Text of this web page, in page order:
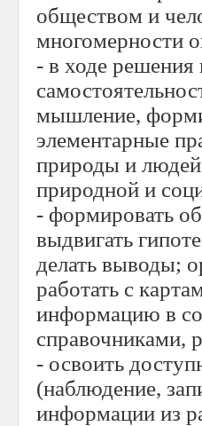
обществом и
многомерности
- в ходе решения
мышление,
элементарные
природы и
природной и
- формировать
выдвигать
делать выводы;
работать с
информацию в
справочниками,
- освоить
(наблюдение,
информации из